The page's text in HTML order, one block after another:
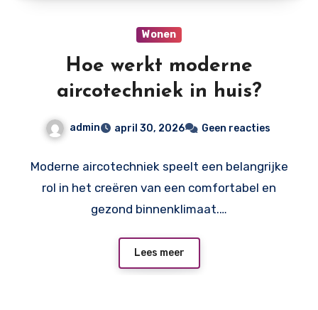
Wonen
Hoe werkt moderne
aircotechniek in huis?
admin april 30, 2026 Geen reacties
Moderne aircotechniek speelt een belangrijke
rol in het creëren van een comfortabel en
gezond binnenklimaat.…
Lees meer